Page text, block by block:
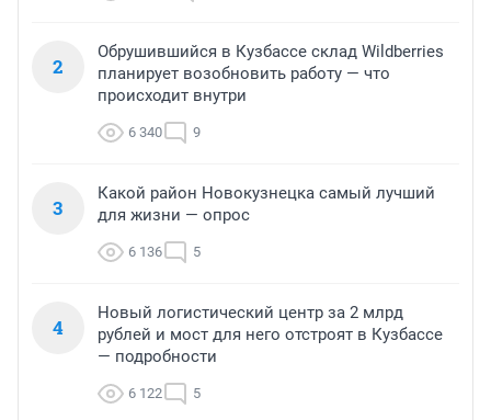
2
Обрушившийся в Кузбассе склад Wildberries
планирует возобновить работу — что
происходит внутри
6 340 9
3
Какой район Новокузнецка самый лучший
для жизни — опрос
6 136 5
4
Новый логистический центр за 2 млрд
рублей и мост для него отстроят в Кузбассе
— подробности
6 122 5